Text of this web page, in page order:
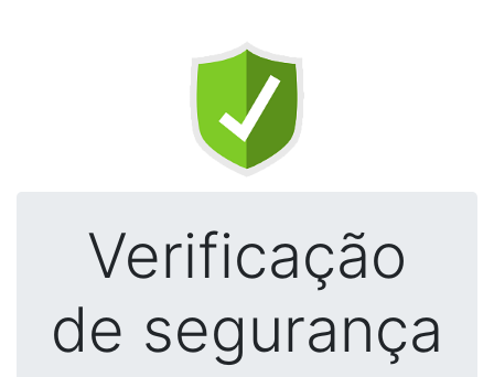
Verificação
de segurança